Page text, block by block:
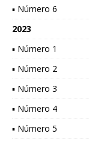
▪ Número 6
2023
▪ Número 1
▪ Número 2
▪ Número 3
▪ Número 4
▪ Número 5